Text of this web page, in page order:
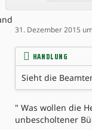
31. Dezember 2015
HANDLUNG
Sieht die
" Was wollen die
unbescholtener